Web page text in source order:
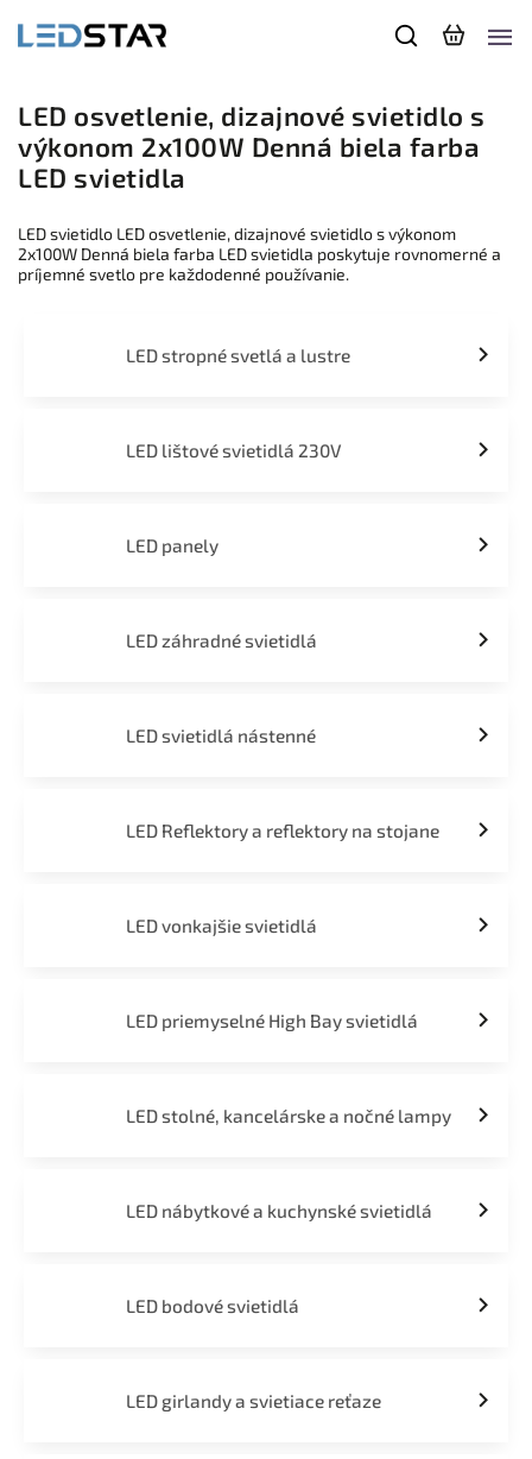
LED osvetlenie, dizajnové svietidlo s
výkonom 2x100W Denná biela farba
LED svietidla
LED svietidlo LED osvetlenie, dizajnové svietidlo s výkonom
2x100W Denná biela farba LED svietidla poskytuje rovnomerné a
príjemné svetlo pre každodenné používanie.
LED stropné svetlá a lustre
LED lištové svietidlá 230V
LED panely
LED záhradné svietidlá
LED svietidlá nástenné
LED Reflektory a reflektory na stojane
LED vonkajšie svietidlá
LED priemyselné High Bay svietidlá
LED stolné, kancelárske a nočné lampy
LED nábytkové a kuchynské svietidlá
LED bodové svietidlá
LED girlandy a svietiace reťaze